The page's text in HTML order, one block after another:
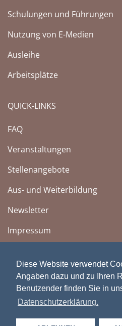
Diese Website verwendet
Angaben dazu und zu Ihren
Benutzender finden Sie in
Datenschutzerklärung.
Schulungen und Führungen
Nutzung von E-Medien
Ausleihe
Arbeitsplätze
QUICK-LINKS
FAQ
Veranstaltungen
Stellenangebote
Aus- und Weiterbildung
Newsletter
Impressum